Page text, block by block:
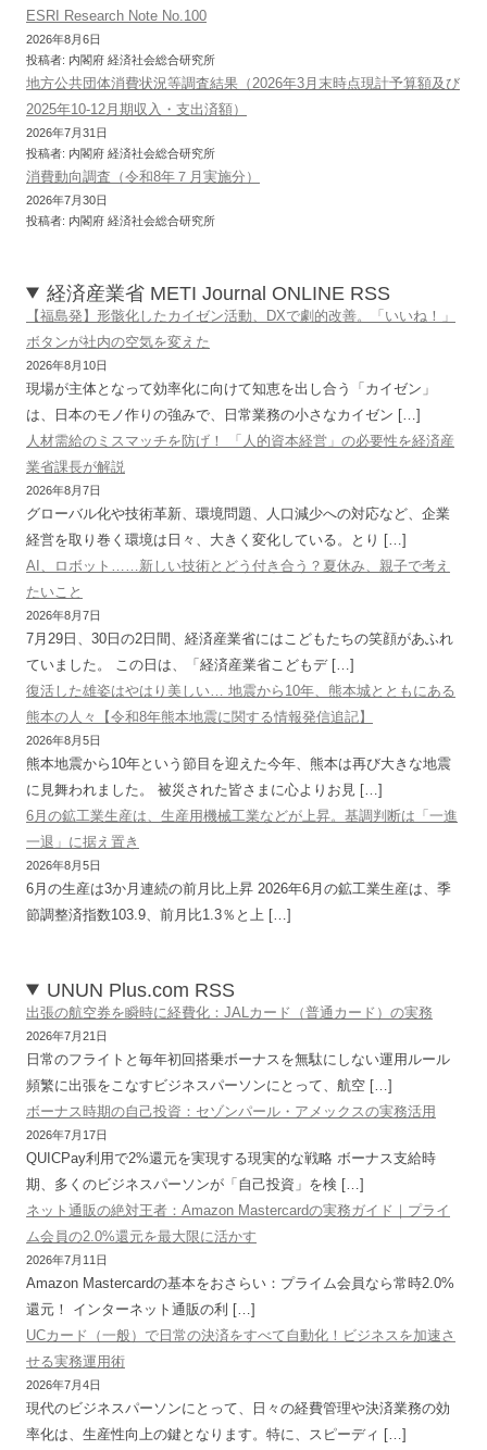
ESRI Research Note No.100
2026年8月6日
投稿者: 内閣府 経済社会総合研究所
地方公共団体消費状況等調査結果（2026年3月末時点現計予算額及び
2025年10-12月期収入・支出済額）
2026年7月31日
投稿者: 内閣府 経済社会総合研究所
消費動向調査（令和8年７月実施分）
2026年7月30日
投稿者: 内閣府 経済社会総合研究所
経済産業省 METI Journal ONLINE RSS
【福島発】形骸化したカイゼン活動、DXで劇的改善。「いいね！」
ボタンが社内の空気を変えた
2026年8月10日
現場が主体となって効率化に向けて知恵を出し合う「カイゼン」
は、日本のモノ作りの強みで、日常業務の小さなカイゼン […]
人材需給のミスマッチを防げ！ 「人的資本経営」の必要性を経済産
業省課長が解説
2026年8月7日
グローバル化や技術革新、環境問題、人口減少への対応など、企業
経営を取り巻く環境は日々、大きく変化している。とり […]
AI、ロボット……新しい技術とどう付き合う？夏休み、親子で考え
たいこと
2026年8月7日
7月29日、30日の2日間、経済産業省にはこどもたちの笑顔があふれ
ていました。 この日は、「経済産業省こどもデ […]
復活した雄姿はやはり美しい… 地震から10年、熊本城とともにある
熊本の人々【令和8年熊本地震に関する情報発信追記】
2026年8月5日
熊本地震から10年という節目を迎えた今年、熊本は再び大きな地震
に見舞われました。 被災された皆さまに心よりお見 […]
6月の鉱工業生産は、生産用機械工業などが上昇。基調判断は「一進
一退」に据え置き
2026年8月5日
6月の生産は3か月連続の前月比上昇 2026年6月の鉱工業生産は、季
節調整済指数103.9、前月比1.3％と上 […]
UNUN Plus.com RSS
出張の航空券を瞬時に経費化：JALカード（普通カード）の実務
2026年7月21日
日常のフライトと毎年初回搭乗ボーナスを無駄にしない運用ルール
頻繁に出張をこなすビジネスパーソンにとって、航空 […]
ボーナス時期の自己投資：セゾンパール・アメックスの実務活用
2026年7月17日
QUICPay利用で2%還元を実現する現実的な戦略 ボーナス支給時
期、多くのビジネスパーソンが「自己投資」を検 […]
ネット通販の絶対王者：Amazon Mastercardの実務ガイド｜プライ
ム会員の2.0%還元を最大限に活かす
2026年7月11日
Amazon Mastercardの基本をおさらい：プライム会員なら常時2.0%
還元！ インターネット通販の利 […]
UCカード（一般）で日常の決済をすべて自動化！ビジネスを加速さ
せる実務運用術
2026年7月4日
現代のビジネスパーソンにとって、日々の経費管理や決済業務の効
率化は、生産性向上の鍵となります。特に、スピーディ […]